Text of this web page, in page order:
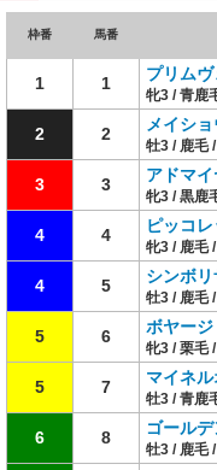
枠番 馬番
1 1 プリム
牝3 / 青鹿
2 2 メイシ
牡3 / 鹿毛
3 3 アドマ
牝3 / 黒鹿
4 4 ピッコレ
牝3 / 鹿毛
4 5 シンボ
牡3 / 鹿毛
5 6 ボヤージ
牝3 / 栗毛
5 7 マイネ
牡3 / 青鹿
6 8 ゴール
牡3 / 鹿毛